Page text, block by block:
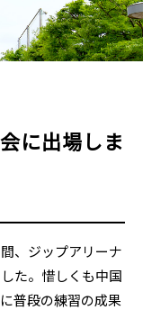
に出場しま
、ジップアリーナ
た。惜しくも中国
普段の練習の成果